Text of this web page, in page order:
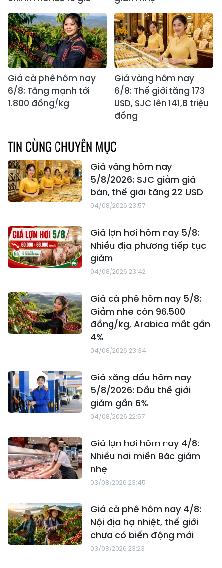
Giá cà phê hôm nay
6/8: Tăng mạnh tới
1.800 đồng/kg
Giá vàng hôm nay
6/8: Thế giới tăng 173
USD, SJC lên 141,8 triệu
đồng
TIN CÙNG CHUYÊN MỤC
Giá vàng hôm nay
5/8/2026: SJC giảm giá
bán, thế giới tăng 22 USD
04/08/2026 23:57
Giá lợn hơi hôm nay 5/8:
Nhiều địa phương tiếp tục
giảm
04/08/2026 23:42
Giá cà phê hôm nay 5/8:
Giảm nhẹ còn 96.500
đồng/kg, Arabica mất gần
4%
04/08/2026 23:34
Giá xăng dầu hôm nay
5/8/2026: Dầu thế giới
giảm gần 6%
04/08/2026 22:57
Giá lợn hơi hôm nay 4/8:
Nhiều nơi miền Bắc giảm
nhẹ
03/08/2026 23:45
Giá cà phê hôm nay 4/8:
Nội địa hạ nhiệt, thế giới
chưa có biến động mới
03/08/2026 23:23